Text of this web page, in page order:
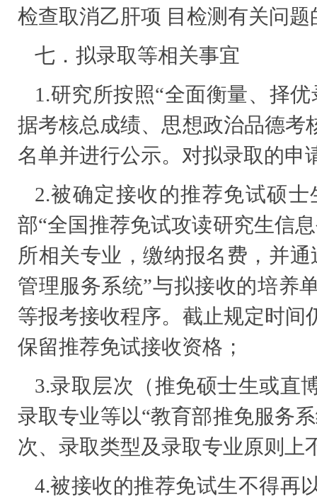
检查取消乙肝项 目检测有关问
七．拟录取等相关事宜
1.研究所按照“全面衡量、择
据考核总成绩、思想政治品德考
名单并进行公示。对拟录取的申
2.被确定接收的推荐免试硕
部“全国推荐免试攻读研究生信
所相关专业，缴纳报名费，并
管理服务系统”与拟接收的培养
等报考接收程序。截止规定时间
保留推荐免试接收资格；
3.录取层次（推免硕士生或直
录取专业等以“教育部推免服务
次、录取类型及录取专业原则上
4.被接收的推荐免试生不得再